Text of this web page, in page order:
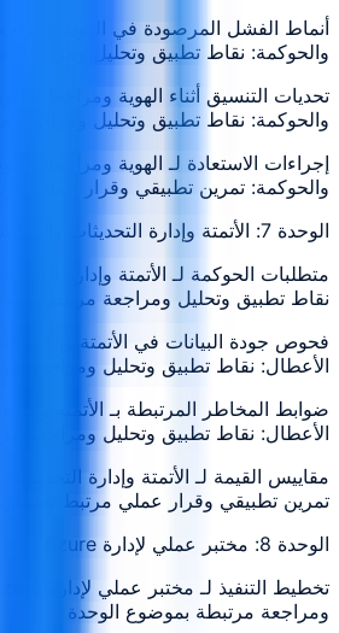
أنماط الفشل المرصودة في الهوية
والحوكمة: نقاط تطبيق وتحليل ومراجعة
تحديات التنسيق أثناء الهوية ومراجعات
والحوكمة: نقاط تطبيق وتحليل ومراجعة
إجراءات الاستعادة لـ الهوية ومراجعات
والحوكمة: تمرين تطبيقي وقرار عملي
الوحدة 7: الأتمتة وإدارة التحديثات واستكشاف الأعطال
متطلبات الحوكمة لـ الأتمتة وإدارة
نقاط تطبيق وتحليل ومراجعة مرتبطة
فحوص جودة البيانات في الأتمتة وإدارة
الأعطال: نقاط تطبيق وتحليل ومراجعة
ضوابط المخاطر المرتبطة بـ الأتمتة
الأعطال: نقاط تطبيق وتحليل ومراجعة
مقاييس القيمة لـ الأتمتة وإدارة
تمرين تطبيقي وقرار عملي مرتبط
الوحدة 8: مختبر عملي لإدارة Azure
ومراجعة مرتبطة بموضوع الوحدة